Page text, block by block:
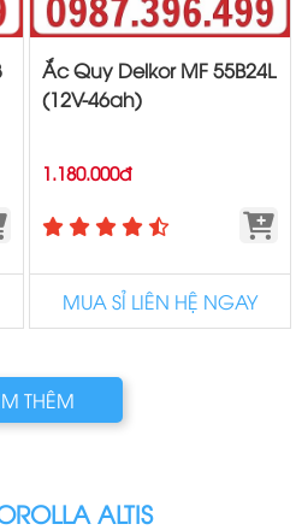
Ắc Quy Delkor MF 55B24L
(12V-46ah)
1.180.000đ
MUA SỈ LIÊN HỆ NGAY
THÊM
ALTIS